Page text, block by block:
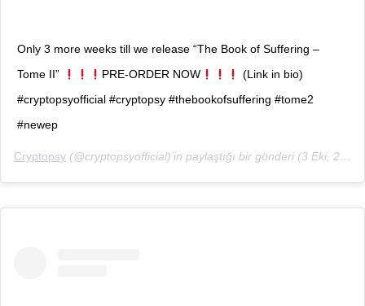
Only 3 more weeks till we release “The Book of Suffering –
Tome II”
PRE-ORDER NOW
(Link in bio)
#cryptopsyofficial #cryptopsy #thebookofsuffering #tome2
#newep
Cryptopsy (@cryptopsyofficial)’in paylaştığı bir gönderi (3 Eki, 2018, 8:21öö PDT